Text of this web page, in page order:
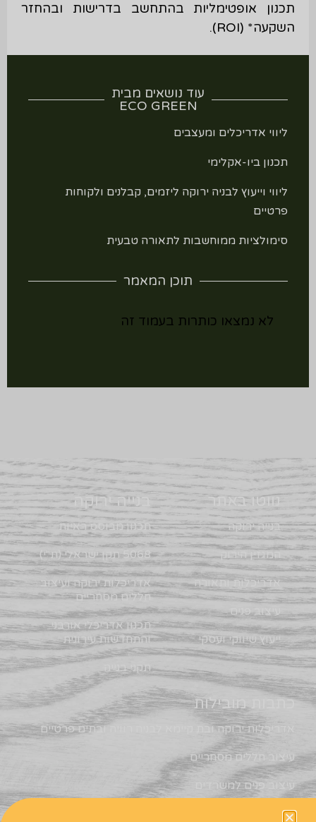
תכנון אופטימליות בהתחשב בדרישות ובהחזר
השקעה* (ROI).
עוד נושאים מבית
ECO GREEN
ליווי אדריכלים ומעצבים
תכנון ביו-אקלימי
ליווי וייעוץ לבניה ירוקה ליזמים, קבלנים ולקוחות
פרטיים
סימולציות ממוחשבות לתאורה טבעית
תוכן המאמר
לא נמצאו כותרות בעמוד זה
נווטו באתר
בנייה ירוקה
המגזין הירוק
אדריכלות ותאורה
עיצוב פנים
ייעוץ שיווקי ועסקי
בנייה ירוקה
תכנון מבוסס ראיות
5068 תקן ישראלי (ת"י)
אדריכלות ירוקה ועיצוב
חללים מסחריים
תכנון אדריכלי אורבני
והתחדשות עירונית
תקני בנייה
כתבות מובילות
אדריכלות ירוקה ובת קיימא לבניה רוויה ובתים פרטיים
עיצוב חללים מסחריים
עיצוב פנים למשרדים
תכנון אדריכלי אורבני והתחדשות עירונית